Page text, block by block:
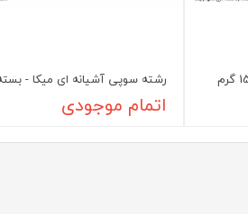
رشته سوپی آشیانه ای میکا - بسته 150
اتمام موجودی